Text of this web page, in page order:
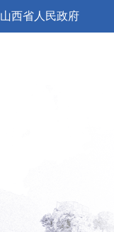
山西省人民政府